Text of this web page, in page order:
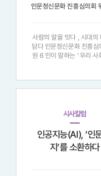
사람의 말을 잇다 , 시대의
담다 인문정신문화 진흥심
원 6 인이 말하는 ‘ 우리 사
식을 넘어 , 어떻게 사람에
시사칼럼
인공지능(AI), ‘인
지’를 소환하다